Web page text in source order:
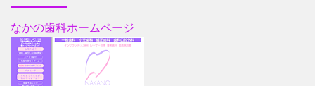
なかの歯科ホームページ